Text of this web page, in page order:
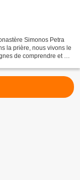
Simonos Petra
la prière, nous vivons le
de comprendre et de